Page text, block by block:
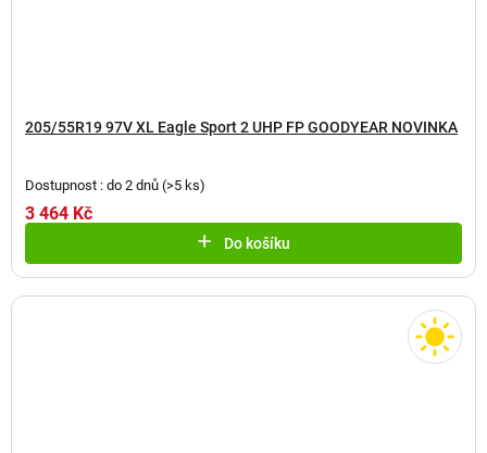
205/55R19 97V XL Eagle Sport 2 UHP FP GOODYEAR NOVINKA
Dostupnost : do 2 dnů (>5 ks)
3 464 Kč
Do košíku